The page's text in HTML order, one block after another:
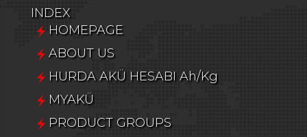
INDEX
HOMEPAGE
ABOUT US
HURDA AKÜ HESABI Ah/Kg
MYAKÜ
PRODUCT GROUPS